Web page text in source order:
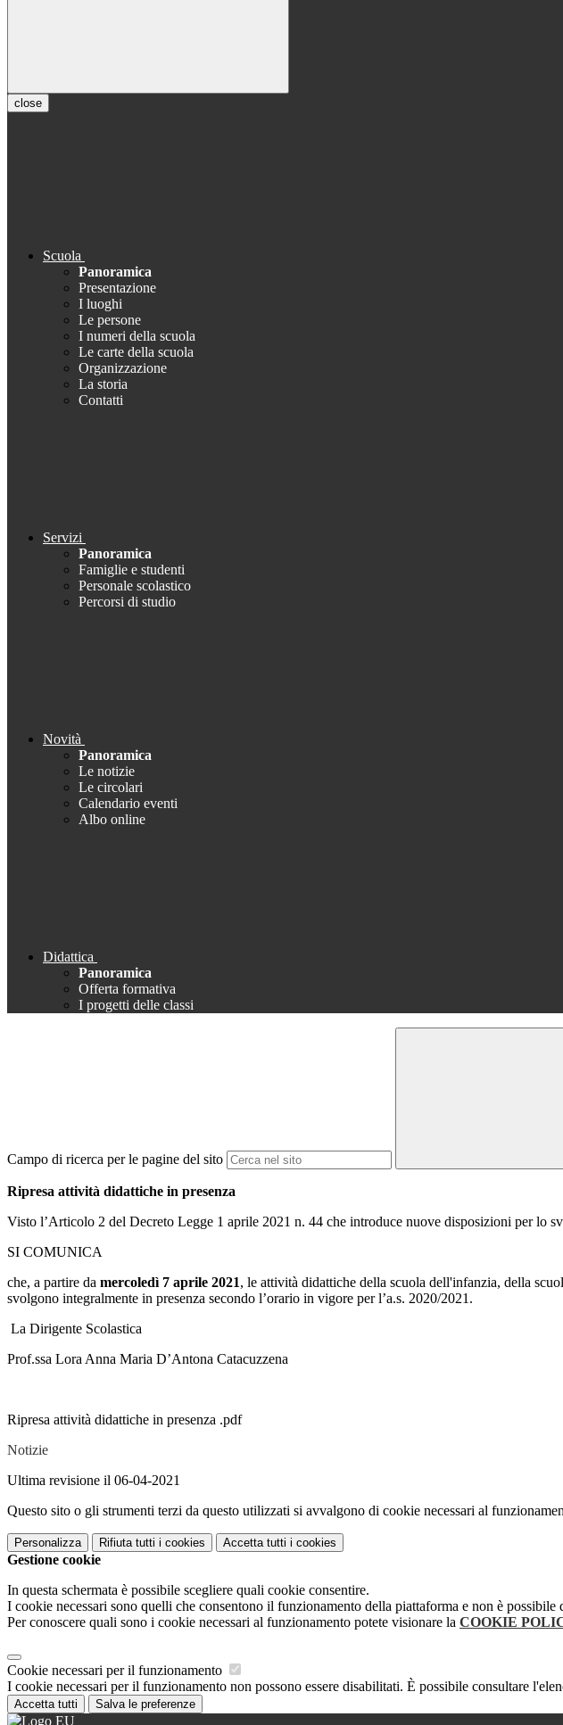
close
Scuola
Panoramica
Presentazione
I luoghi
Le persone
I numeri della scuola
Le carte della scuola
Organizzazione
La storia
Contatti
Servizi
Panoramica
Famiglie e studenti
Personale scolastico
Percorsi di studio
Novità
Panoramica
Le notizie
Le circolari
Calendario eventi
Albo online
Didattica
Panoramica
Offerta formativa
I progetti delle classi
Campo di ricerca per le pagine del sito
Ripresa attività didattiche in presenza
Visto l’Articolo 2 del Decreto Legge 1 aprile 2021 n. 44 che introduce nuove disposizioni per lo
SI COMUNICA
che, a partire da mercoledì 7 aprile 2021, le attività didattiche della scuola dell'infanzia, della
svolgono integralmente in presenza secondo l’orario in vigore per l’a.s. 2020/2021.
La Dirigente Scolastica
Prof.ssa Lora Anna Maria D’Antona Catacuzzena
Ripresa attività didattiche in presenza .pdf
Notizie
Ultima revisione il 06-04-2021
Questo sito o gli strumenti terzi da questo utilizzati si avvalgono di cookie necessari al
Personalizza Rifiuta tutti i cookies Accetta tutti i cookies
Gestione cookie
In questa schermata è possibile scegliere quali cookie consentire.
I cookie necessari sono quelli che consentono il funzionamento della piattaforma e non è possibile
Per conoscere quali sono i cookie necessari al funzionamento potete visionare la COOKIE
Cookie necessari per il funzionamento
I cookie necessari per il funzionamento non possono essere disabilitati. È possibile consultare
Accetta tutti Salva le preferenze